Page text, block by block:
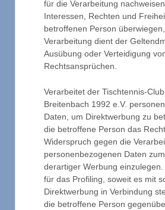
für die Verarbeitung
Interessen, Rechten und
betroffenen Person
Verarbeitung dient der
Ausübung oder Verteidigung
Rechtsansprüchen.
Verarbeitet der Tischtennis-Club
Breitenbach 1992 e.V.
Daten, um Direktwerbung zu
die betroffene Person das
Widerspruch gegen die
personenbezogenen Daten
derartiger Werbung einzulegen.
für das Profiling, soweit es mit
Direktwerbung in Verbindung
die betroffene Person